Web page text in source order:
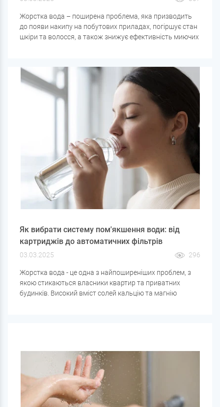
Жорстка вода – поширена проблема, яка призводить
до появи накипу на побутових приладах, погіршує стан
шкіри та волосся, а також знижує ефективність миючих
як вибрати потрібний варіант для вашого будинку.
Як вибрати систему пом'якшення води: від
картриджів до автоматичних фільтрів
03.03.2025 296
Жорстка вода - це одна з найпоширеніших проблем, з
якою стикаються власники квартир та приватних
будинків. Високий вміст солей кальцію та магнію